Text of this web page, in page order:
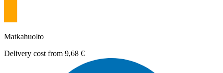
Matkahuolto
Delivery cost from 9,68 €